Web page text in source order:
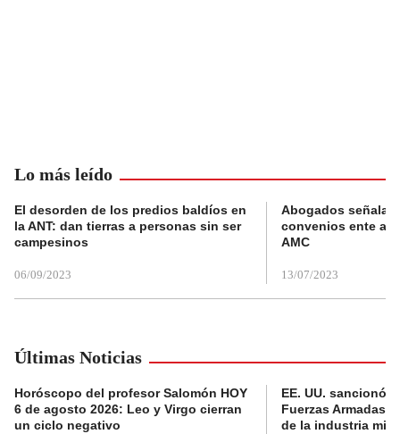
Lo más leído
El desorden de los predios baldíos en
la ANT: dan tierras a personas sin ser
campesinos
06/09/2023
Abogados
convenios ente
AMC
13/07/2023
Últimas Noticias
Horóscopo del profesor Salomón HOY
6 de agosto 2026: Leo y Virgo cierran
un ciclo negativo
EE. UU. sancionó
Fuerzas Armadas
de la industria